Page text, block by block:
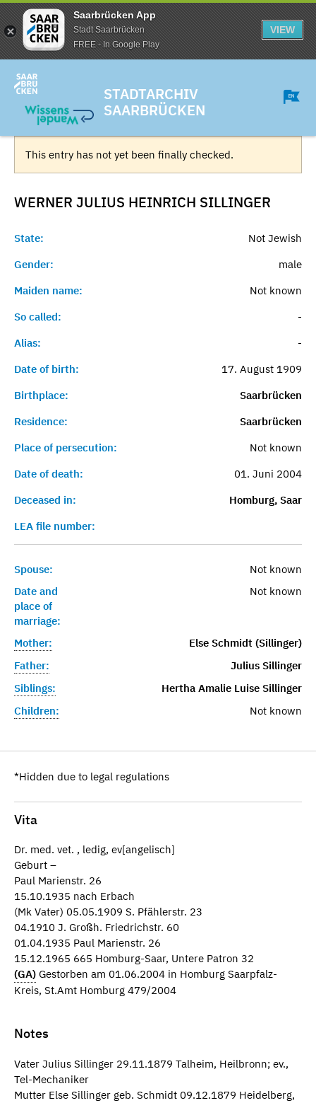
Saarbrücken App
Stadt Saarbrücken
FREE - In Google Play
VIEW
STADTARCHIV
SAARBRÜCKEN
This entry has not yet been finally checked.
WERNER JULIUS HEINRICH SILLINGER
State:
Not Jewish
Gender:
male
Maiden name:
Not known
So called:
-
Alias:
-
Date of birth:
17. August 1909
Birthplace:
Saarbrücken
Residence:
Saarbrücken
Place of persecution:
Not known
Date of death:
01. Juni 2004
Deceased in:
Homburg, Saar
LEA file number:
Spouse:
Not known
Date and
place of
marriage:
Not known
Mother:
Else Schmidt (Sillinger)
Father:
Julius Sillinger
Siblings:
Hertha Amalie Luise Sillinger
Children:
Not known
*Hidden due to legal regulations
Vita
Dr. med. vet. , ledig, ev[angelisch]
Geburt –
Paul Marienstr. 26
15.10.1935 nach Erbach
(Mk Vater) 05.05.1909 S. Pfählerstr. 23
04.1910 J. Großh. Friedrichstr. 60
01.04.1935 Paul Marienstr. 26
15.12.1965 665 Homburg-Saar, Untere Patron 32
(GA) Gestorben am 01.06.2004 in Homburg Saarpfalz-
Kreis, St.Amt Homburg 479/2004
Notes
Vater Julius Sillinger 29.11.1879 Talheim, Heilbronn; ev.,
Tel-Mechaniker
Mutter Else Sillinger geb. Schmidt 09.12.1879 Heidelberg,